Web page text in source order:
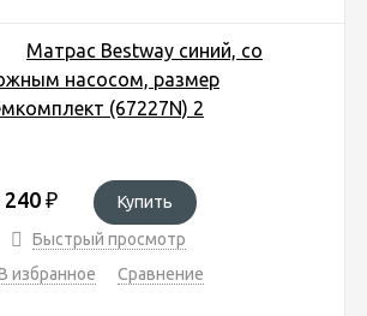
Матрас Bestway синий, со
насосом, размер
(67227N) 2
240₽
Купить
Быстрый просмотр
избранное
Сравнение